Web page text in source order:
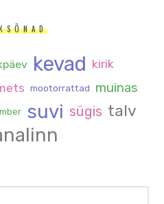
kevad kirik
mootorrattad muinas
suvi sügis talv